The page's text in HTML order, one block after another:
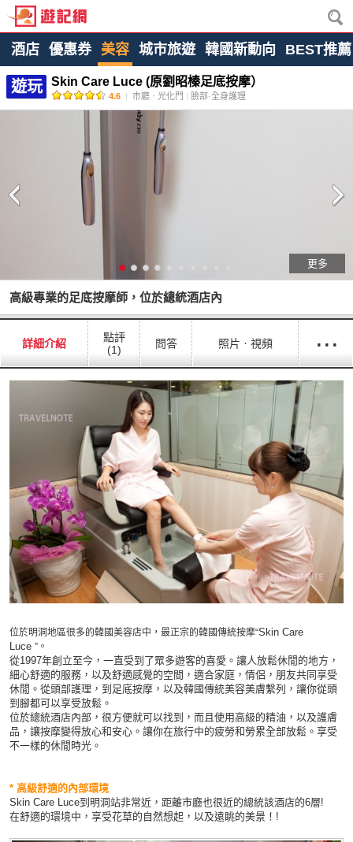
酒店 優惠券 美容 城市旅遊 韓國新動向 BEST推薦
遊玩 Skin Care Luce (原劉昭榛足底按摩）
4.6 | 市廳ㆍ光化門 | 臉部·全身護理
更多
高級專業的足底按摩師，位於總統酒店內
詳細介紹
點評
(1)
問答 照片ㆍ視頻 ···
位於明洞地區很多的韓國美容店中，最正宗的韓國傳統按摩“Skin Care
Luce ”。
從1997年創立至今，一直受到了眾多遊客的喜愛。讓人放鬆休閒的地方，
細心舒適的服務，以及舒適感覺的空間，適合家庭，情侶，朋友共同享受
休閒。從頭部護理，到足底按摩，以及韓國傳統美容美膚繫列，讓你從頭
到腳都可以享受放鬆。
位於總統酒店內部，很方便就可以找到，而且使用高級的精油，以及護膚
品，讓按摩變得放心和安心。讓你在旅行中的疲勞和勞累全部放鬆。享受
不一樣的休閒時光。
* 高級舒適的內部環境
Skin Care Luce到明洞站非常近，距離市廳也很近的總統該酒店的6層!
在舒適的環境中，享受花草的自然想起，以及遠眺的美景！!